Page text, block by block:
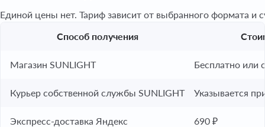
Единой цены нет. Тариф зависит от выбранного формата
Способ получения
Магазин SUNLIGHT Бесплатно или
Курьер собственной службы SUNLIGHT Указывается
Экспресс-доставка Яндекс 690 ₽